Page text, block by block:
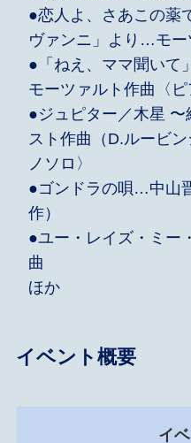
●恋人よ、さあこの薬
ヴァンニ」より…モー
●「ねえ、ママ聞いて
モーツァルト作曲〈ピ
●ジュピター／木星
スト作曲（D.ルービ
ノソロ〉
●ゴンドラの唄…中山
作）
●ユー・レイズ・ミ
曲
ほか
イベント概要
イ